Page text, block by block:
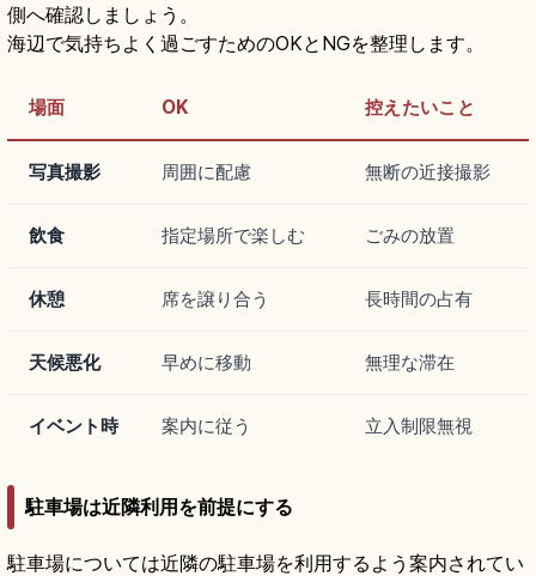
側へ確認しましょう。
海辺で気持ちよく過ごすためのOKとNGを整理します。
場面 OK 控えたいこと
写真撮影 周囲に配慮 無断の近接撮影
飲食 指定場所で楽しむ ごみの放置
休憩 席を譲り合う 長時間の占有
天候悪化 早めに移動 無理な滞在
イベント時 案内に従う 立入制限無視
駐車場は近隣利用を前提にする
駐車場については近隣の駐車場を利用するよう案内されてい